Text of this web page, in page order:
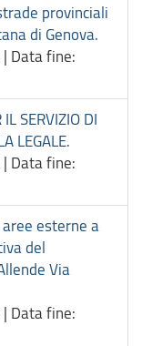
provinciali
di Genova.
| Data fine:
SERVIZIO DI
LEGALE.
| Data fine:
esterne a
del
Via
| Data fine: